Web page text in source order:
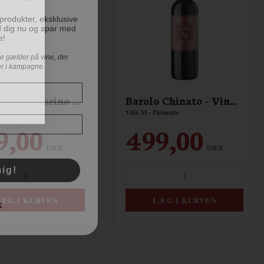
Vermouth di Torino Rosso Superiore Barolo Chinato - Vino Romatizzato
Villa M - Piemonte
499,00 DKK
eksklusive
nu og spar med
gælder på vine, der
i kampagne.